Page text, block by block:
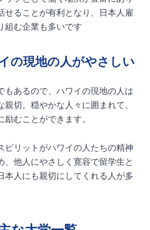
せることが有利となり、日本人雇
組む企業も多いです
の現地の人がやさしい
もあるので、ハワイの現地の人は
親切。穏やかな人々に囲まれて、
むことができます。
ピリットがハワイの人たちの精神
、他人にやさしく寛容で留学生と
本人にも親切にしてくれる人が多